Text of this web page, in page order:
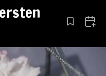
Aus den